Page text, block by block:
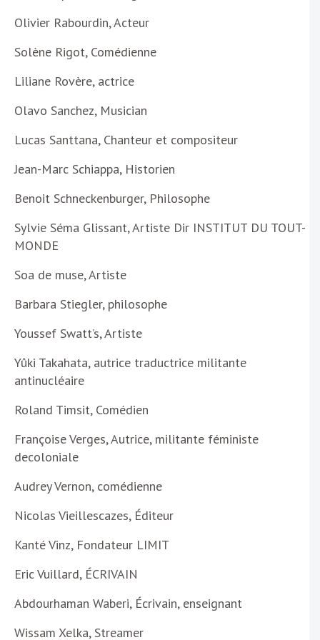
Olivier Rabourdin, Acteur
Solène Rigot, Comédienne
Liliane Rovère, actrice
Olavo Sanchez, Musician
Lucas Santtana, Chanteur et compositeur
Jean-Marc Schiappa, Historien
Benoit Schneckenburger, Philosophe
Sylvie Séma Glissant, Artiste Dir INSTITUT DU TOUT-
MONDE
Soa de muse, Artiste
Barbara Stiegler, philosophe
Youssef Swatt’s, Artiste
Yûki Takahata, autrice traductrice militante
antinucléaire
Roland Timsit, Comédien
Françoise Verges, Autrice, militante féministe
decoloniale
Audrey Vernon, comédienne
Nicolas Vieillescazes, Éditeur
Kanté Vinz, Fondateur LIMIT
Eric Vuillard, ÉCRIVAIN
Abdourhaman Waberi, Écrivain, enseignant
Wissam Xelka, Streamer